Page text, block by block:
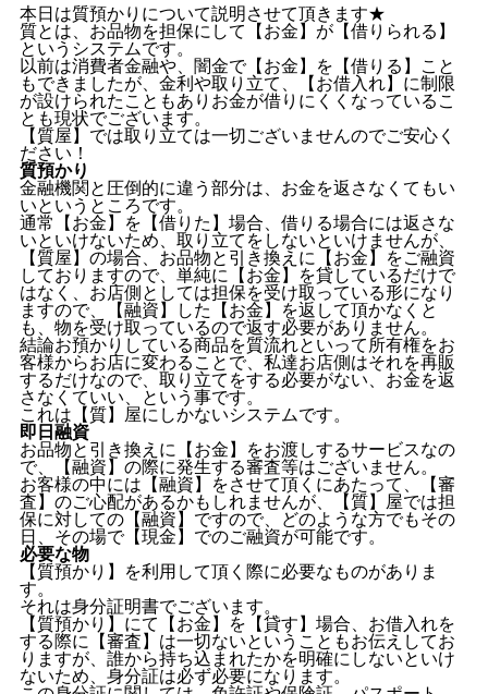
本日は質預かりについて説明させて頂きます★
質とは、お品物を担保にして【お金】が【借りられる】
というシステムです。
以前は消費者金融や、闇金で【お金】を【借りる】こと
もできましたが、金利や取り立て、【お借入れ】に制限
が設けられたこともありお金が借りにくくなっているこ
とも現状でございます。
【質屋】では取り立ては一切ございませんのでご安心く
ださい！
質預かり
金融機関と圧倒的に違う部分は、お金を返さなくてもい
いというところです。
通常【お金】を【借りた】場合、借りる場合には返さな
いといけないため、取り立てをしないといけませんが、
【質屋】の場合、お品物と引き換えに【お金】をご融資
しておりますので、単純に【お金】を貸しているだけで
はなく、お店側としては担保を受け取っている形になり
ますので、【融資】した【お金】を返して頂かなくと
も、物を受け取っているので返す必要がありません。
結論お預かりしている商品を質流れといって所有権をお
客様からお店に変わることで、私達お店側はそれを再販
するだけなので、取り立てをする必要がない、お金を返
さなくていい、という事です。
これは【質】屋にしかないシステムです。
即日融資
お品物と引き換えに【お金】をお渡しするサービスなの
で、【融資】の際に発生する審査等はございません。
お客様の中には【融資】をさせて頂くにあたって、【審
査】のご心配があるかもしれませんが、【質】屋では担
保に対しての【融資】ですので、どのような方でもその
日、その場で【現金】でのご融資が可能です。
必要な物
【質預かり】を利用して頂く際に必要なものがありま
す。
それは身分証明書でございます。
【質預かり】にて【お金】を【貸す】場合、お借入れを
する際に【審査】は一切ないということもお伝えしてお
りますが、誰から持ち込まれたかを明確にしないといけ
ないため、身分証は必ず必要になります。